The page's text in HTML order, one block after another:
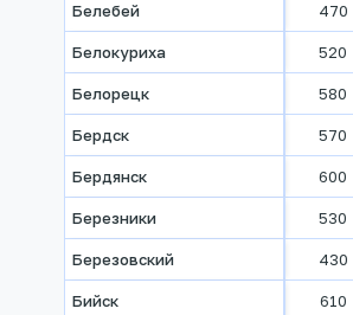
Белебей 470
Белокуриха 520
Белорецк 580
Бердск 570
Бердянск 600
Березники 530
Березовский 430
Бийск 610